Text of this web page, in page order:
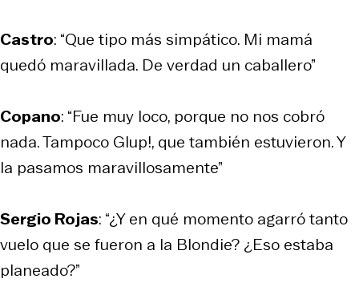
Castro: “Que tipo más simpático. Mi mamá
quedó maravillada. De verdad un caballero”
Copano: “Fue muy loco, porque no nos cobró
nada. Tampoco Glup!, que también estuvieron. Y
la pasamos maravillosamente”
Sergio Rojas: “¿Y en qué momento agarró tanto
vuelo que se fueron a la Blondie? ¿Eso estaba
planeado?”